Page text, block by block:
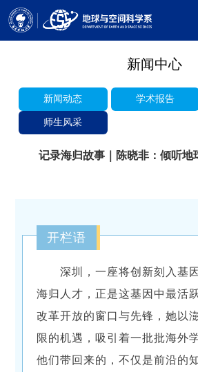
新闻中心
新闻动态 学术报告
师生风采
记录海归故事｜陈晓非：倾听地
开栏语
深圳，一座将创新刻入基
海归人才，正是这基因中最活
改革开放的窗口与先锋，她以
限的机遇，吸引着一批批海外
他们带回来的，不仅是前沿的